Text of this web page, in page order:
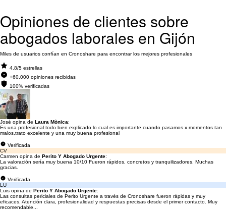
Opiniones de clientes sobre
abogados laborales en Gijón
Miles de usuarios confían en Cronoshare para encontrar los mejores profesionales
4.8/5 estrellas
+60.000 opiniones recibidas
100% verificadas
José opina de Laura Mònica:
Es una profesional todo bien explicado lo cual es importante cuando pasamos x momentos tan
malos,trato excelente y una muy buena profesional
Verificada
CV
Carmen opina de Perito Y Abogado Urgente:
La valoración sería muy buena 10/10 Fueron rápidos, concretos y tranquilizadores. Muchas
gracias.
Verificada
LU
Luis opina de Perito Y Abogado Urgente:
Las consultas periciales de Perito Urgente a través de Cronoshare fueron rápidas y muy
eficaces. Atención clara, profesionalidad y respuestas precisas desde el primer contacto. Muy
recomendable...